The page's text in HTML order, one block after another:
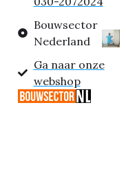
Bouwsector
Nederland
Ga naar onze
webshop